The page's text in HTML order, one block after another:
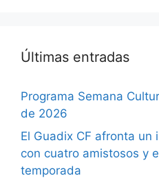
Últimas entradas
Programa Semana
de 2026
El Guadix CF afronta
con cuatro amistosos y
temporada